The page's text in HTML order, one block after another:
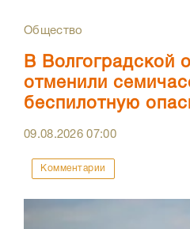
Общество
В Волгоградской
отменили
беспилотную
09.08.202607:00
Комментарии